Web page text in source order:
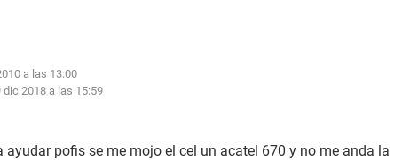
a las 13:00
dic 2018 a las 15:59
ayudar pofis se me mojo el cel un acatel 670 y no me anda la